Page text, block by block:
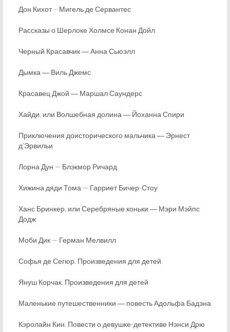
Дон Кихот – Мигель де Сервантес
Рассказы о Шерлоке Холмсе Конан Дойл
Черный Красавчик ― Анна Сьюэлл
Дымка ― Виль Джемс
Красавец Джой ― Маршал Саундерс
Хайди, или Волшебная долина ― Йоханна Спири
Приключения доисторического мальчика ― Эрнест
д’Эрвильи
Лорна Дун — Блэкмор Ричард
Хижина дяди Тома — Гарриет Бичер-Стоу
Ханс Бринкер, или Серебряные коньки ― Мэри Мэйпс
Додж
Моби Дик — Герман Мелвилл
Софья де Сегюр. Произведения для детей
Януш Корчак. Произведения для детей
Маленькие путешественники ― повесть Адольфа Бадэна
Кэролайн Кин. Повести о девушке-детективе Нэнси Дрю